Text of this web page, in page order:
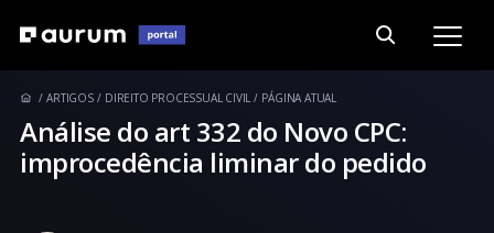
ARTIGOS DIREITO PROCESSUAL CIVIL PÁGINA ATUAL
Análise do art 332 do Novo CPC:
improcedência liminar do pedido